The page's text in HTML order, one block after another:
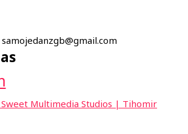
samojedanzgb@gmail.com
Multimedia Studios | Tihomir